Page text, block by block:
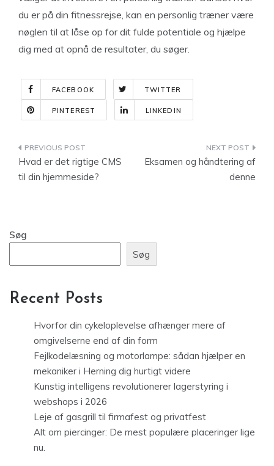
du er på din fitnessrejse, kan en personlig træner være
nøglen til at låse op for dit fulde potentiale og hjælpe
dig med at opnå de resultater, du søger.
FACEBOOK TWITTER
PINTEREST LINKEDIN
Indlægsnavigation
Hvad er det rigtige CMS
til din hjemmeside?
Eksamen og håndtering af
denne
Søg
Søg
Recent Posts
Hvorfor din cykeloplevelse afhænger mere af
omgivelserne end af din form
Fejlkodelæsning og motorlampe: sådan hjælper en
mekaniker i Herning dig hurtigt videre
Kunstig intelligens revolutionerer lagerstyring i
webshops i 2026
Leje af gasgrill til firmafest og privatfest
Alt om piercinger: De mest populære placeringer lige
nu.